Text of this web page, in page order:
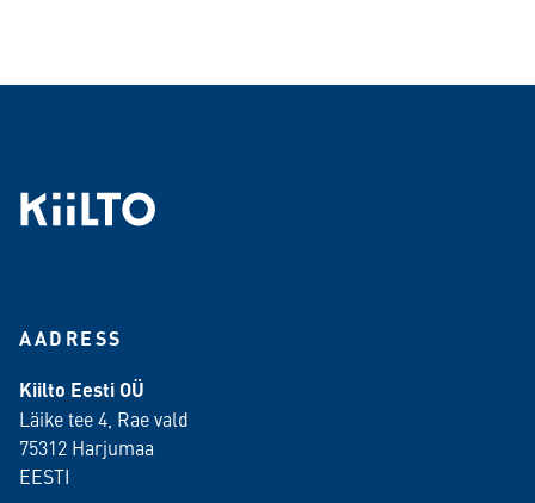
AADRESS
Kiilto Eesti OÜ
Läike tee 4, Rae vald
75312 Harjumaa
EESTI